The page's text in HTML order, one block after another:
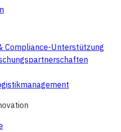
Compliance-Unterstützung